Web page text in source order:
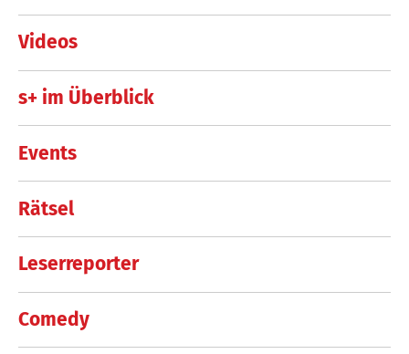
Videos
s+ im Überblick
Events
Rätsel
Leserreporter
Comedy